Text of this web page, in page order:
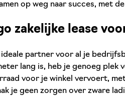
op weg naar succes, met
zakelijke lease
ideale partner voor al je
lang is, heb je genoeg plek
voor je winkel vervoert,
je geen zorgen over zware